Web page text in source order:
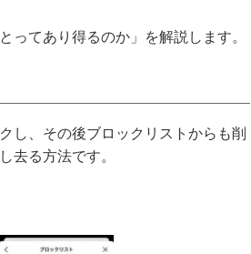
ってあり得るのか」を解説します。
し、その後ブロックリストからも削
去る方法です。